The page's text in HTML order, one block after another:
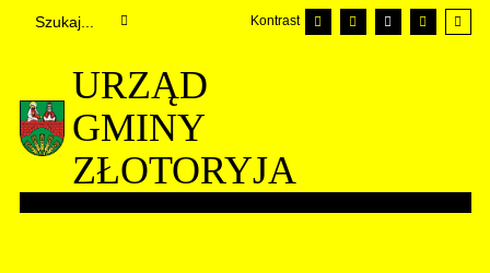
Kontrast
URZĄD
GMINY
ZŁOTORYJA